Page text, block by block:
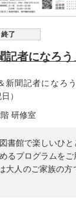
終了
記者になろ
新聞記者になろ
）
階 研修室
書館で楽しいひ
るプログラムを
大人のご家族の方